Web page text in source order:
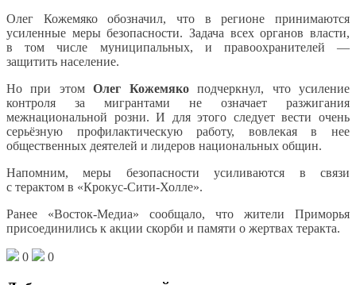
Олег Кожемяко обозначил, что в регионе принимаются
усиленные меры безопасности. Задача всех органов власти,
в том числе муниципальных, и правоохранителей —
защитить население.
Но при этомОлег Кожемякоподчеркнул, что усиление
контроля за мигрантами не означает разжигания
межнациональной розни. И для этого следует вести очень
серьёзную профилактическую работу, вовлекая в нее
общественных деятелей и лидеров национальных общин.
Напомним, меры безопасности усиливаются в связи
с терактом в «Крокус-Сити-Холле».
Ранее «Восток-Медиа» сообщало, что жители Приморья
присоединились к акции скорби и памяти о жертвах теракта.
0 0